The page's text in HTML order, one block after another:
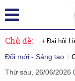
Chủ đề: Đại hội
Đổi mới - Sáng tạo
Thứ sáu, 26/06/2026